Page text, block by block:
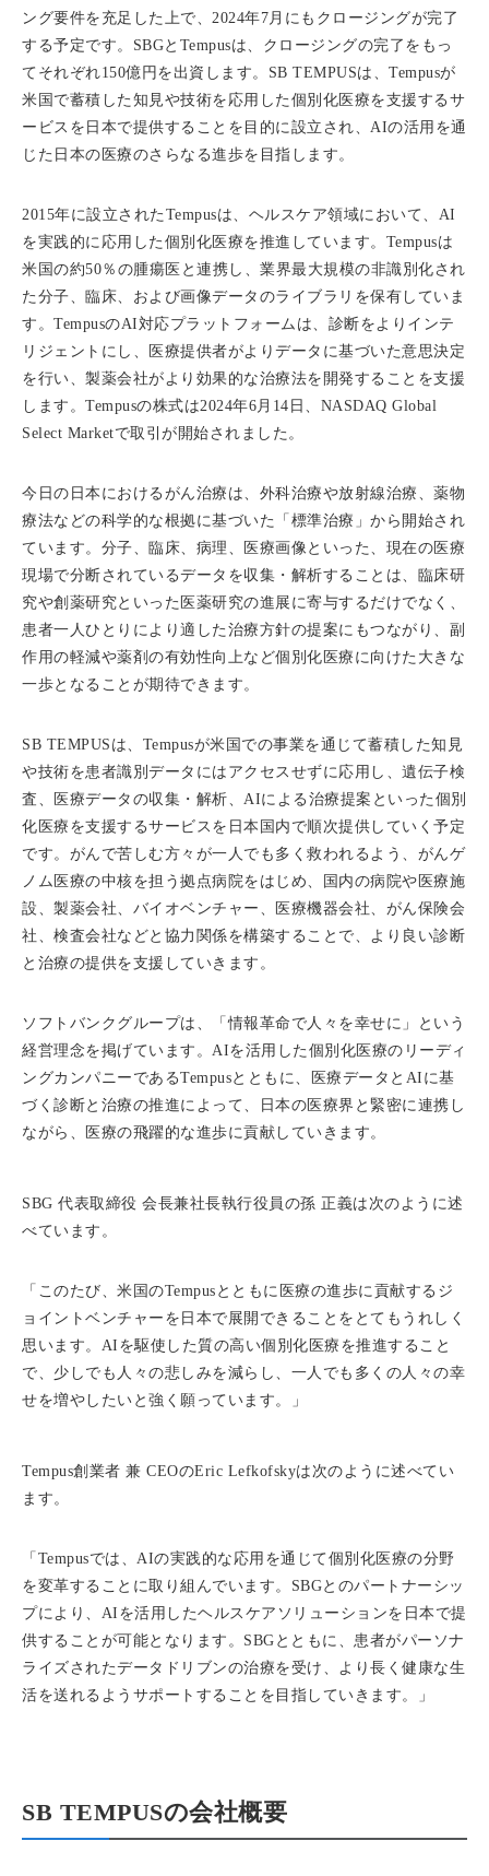
ング要件を充足した上で、2024年7月にもクロージングが完了
する予定です。SBGとTempusは、クロージングの完了をもっ
てそれぞれ150億円を出資します。SB TEMPUSは、Tempusが
米国で蓄積した知見や技術を応用した個別化医療を支援するサ
ービスを日本で提供することを目的に設立され、AIの活用を通
じた日本の医療のさらなる進歩を目指します。
2015年に設立されたTempusは、ヘルスケア領域において、AI
を実践的に応用した個別化医療を推進しています。Tempusは
米国の約50％の腫瘍医と連携し、業界最大規模の非識別化され
た分子、臨床、および画像データのライブラリを保有していま
す。TempusのAI対応プラットフォームは、診断をよりインテ
リジェントにし、医療提供者がよりデータに基づいた意思決定
を行い、製薬会社がより効果的な治療法を開発することを支援
します。Tempusの株式は2024年6月14日、NASDAQ Global
Select Marketで取引が開始されました。
今日の日本におけるがん治療は、外科治療や放射線治療、薬物
療法などの科学的な根拠に基づいた「標準治療」から開始され
ています。分子、臨床、病理、医療画像といった、現在の医療
現場で分断されているデータを収集・解析することは、臨床研
究や創薬研究といった医薬研究の進展に寄与するだけでなく、
患者一人ひとりにより適した治療方針の提案にもつながり、副
作用の軽減や薬剤の有効性向上など個別化医療に向けた大きな
一歩となることが期待できます。
SB TEMPUSは、Tempusが米国での事業を通じて蓄積した知見
や技術を患者識別データにはアクセスせずに応用し、遺伝子検
査、医療データの収集・解析、AIによる治療提案といった個別
化医療を支援するサービスを日本国内で順次提供していく予定
です。がんで苦しむ方々が一人でも多く救われるよう、がんゲ
ノム医療の中核を担う拠点病院をはじめ、国内の病院や医療施
設、製薬会社、バイオベンチャー、医療機器会社、がん保険会
社、検査会社などと協力関係を構築することで、より良い診断
と治療の提供を支援していきます。
ソフトバンクグループは、「情報革命で人々を幸せに」という
経営理念を掲げています。AIを活用した個別化医療のリーディ
ングカンパニーであるTempusとともに、医療データとAIに基
づく診断と治療の推進によって、日本の医療界と緊密に連携し
ながら、医療の飛躍的な進歩に貢献していきます。
SBG 代表取締役 会長兼社長執行役員の孫 正義は次のように述
べています。
「このたび、米国のTempusとともに医療の進歩に貢献するジ
ョイントベンチャーを日本で展開できることをとてもうれしく
思います。AIを駆使した質の高い個別化医療を推進すること
で、少しでも人々の悲しみを減らし、一人でも多くの人々の幸
せを増やしたいと強く願っています。」
Tempus創業者 兼 CEOのEric Lefkofskyは次のように述べてい
ます。
「Tempusでは、AIの実践的な応用を通じて個別化医療の分野
を変革することに取り組んでいます。SBGとのパートナーシッ
プにより、AIを活用したヘルスケアソリューションを日本で提
供することが可能となります。SBGとともに、患者がパーソナ
ライズされたデータドリブンの治療を受け、より長く健康な生
活を送れるようサポートすることを目指していきます。」
SB TEMPUSの会社概要